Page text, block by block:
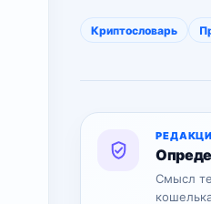
Криптословарь
Смысл